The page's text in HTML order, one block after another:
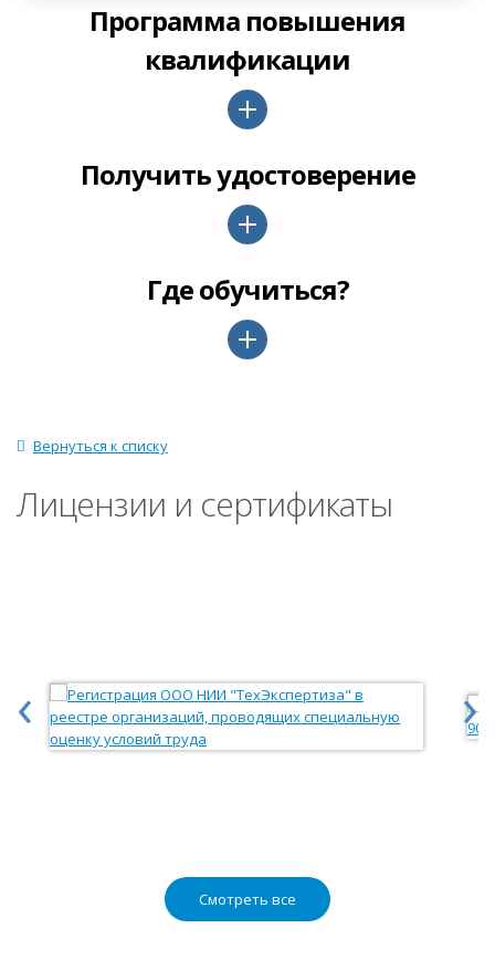
Программа повышения
квалификации
Получить удостоверение
Где обучиться?
Вернуться к списку
Лицензии и сертификаты
‹ ›
Смотреть все